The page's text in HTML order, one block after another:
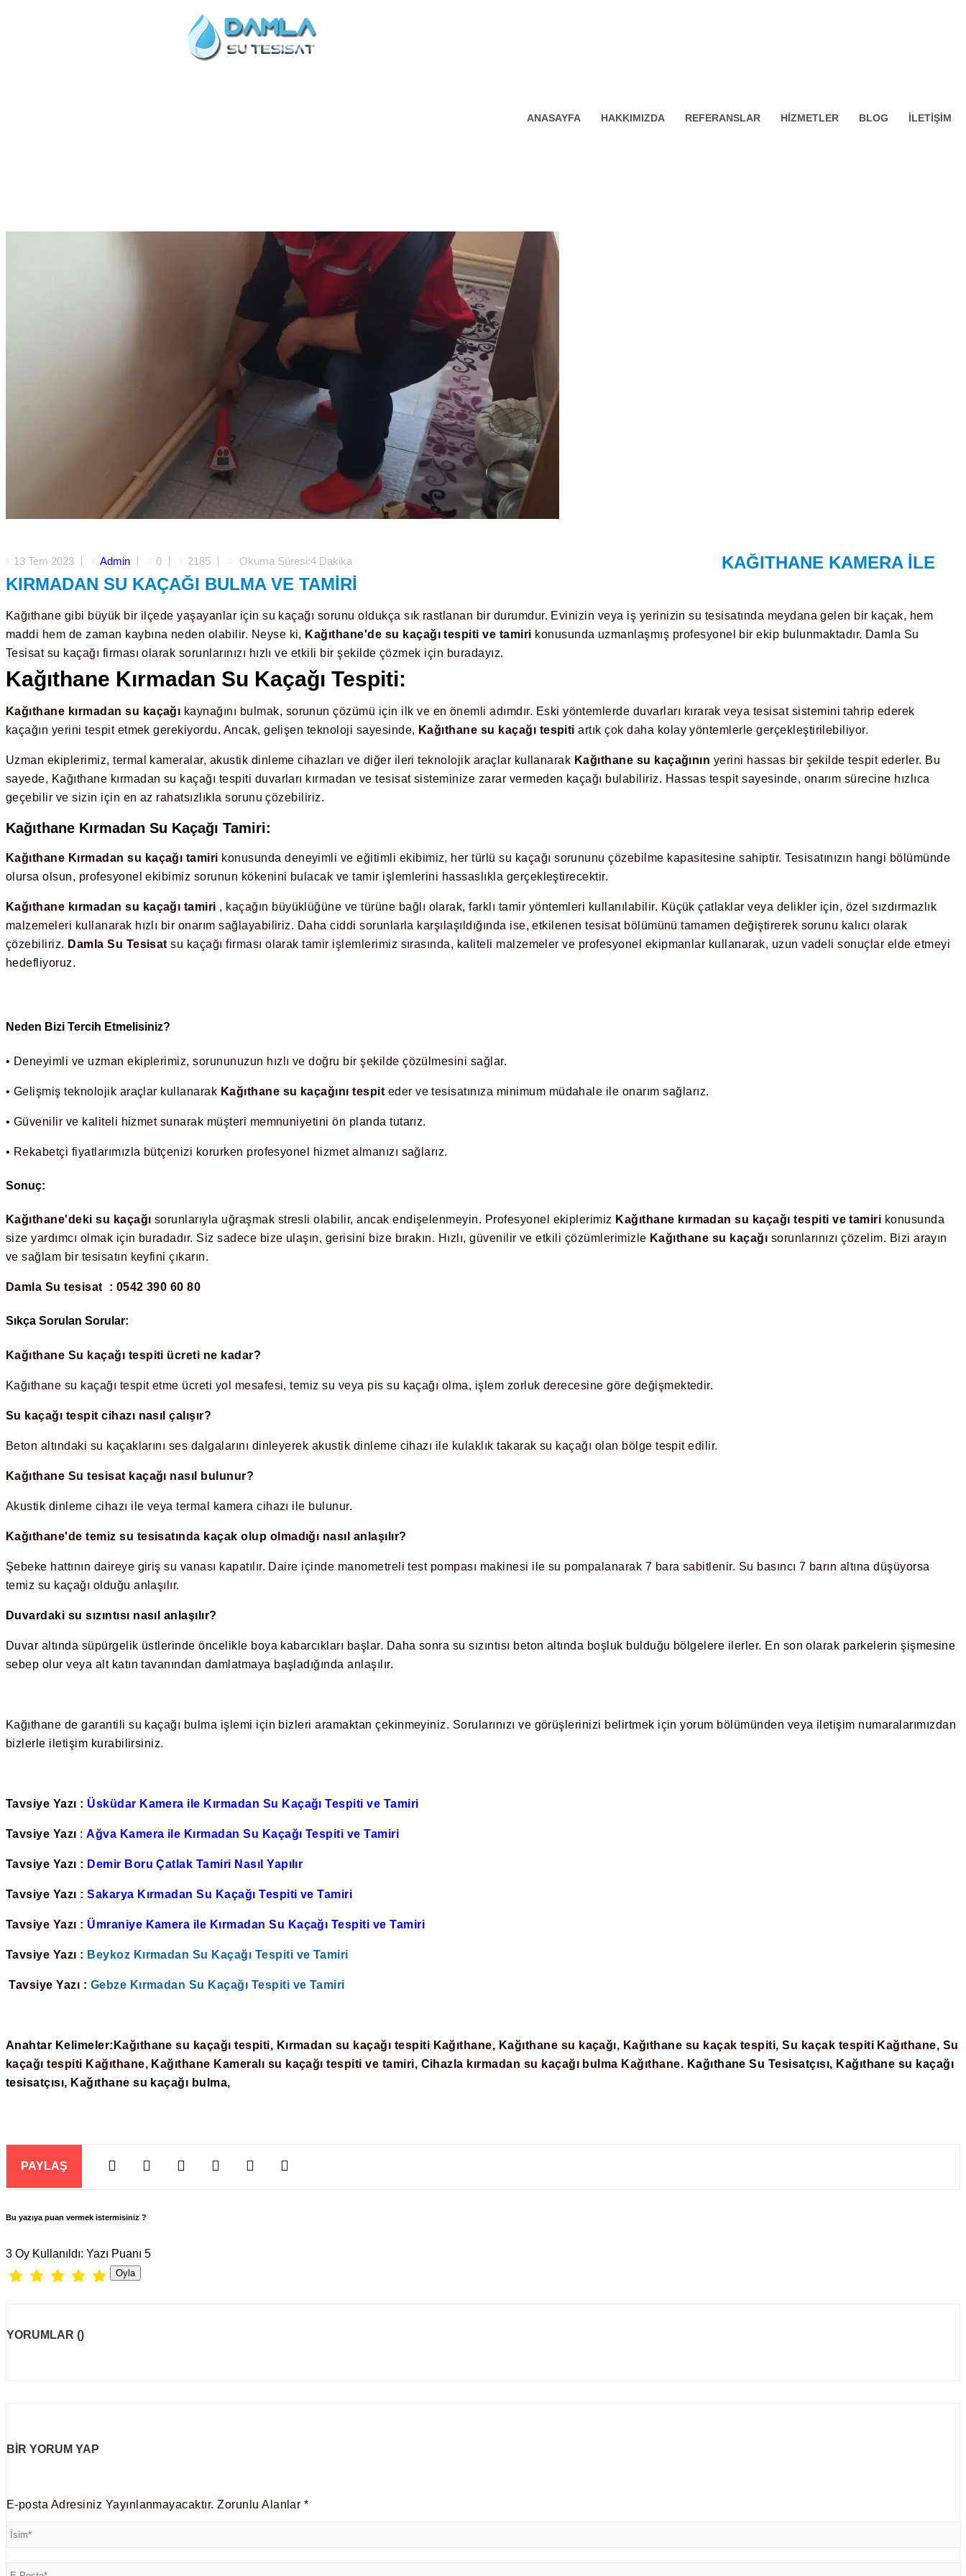
ANASAYFA HAKKIMIZDA REFERANSLAR HIZMETLER BLOG İLETIŞIM
13 Tem 2023 Admin 0 2185 Okuma Süresi:4 Dakika
KAĞITHANE KAMERA ILE
KIRMADAN SU KAÇAĞI BULMA VE TAMIRI
Kağıthane gibi büyük bir ilçede yaşayanlar için su kaçağı sorunu oldukça sık rastlanan bir durumdur. Evinizin veya iş yerinizin su tesisatında meydana gelen bir kaçak, hem
maddi hem de zaman kaybına neden olabilir. Neyse ki, Kağıthane'de su kaçağı tespiti ve tamiri konusunda uzmanlaşmış profesyonel bir ekip bulunmaktadır. Damla Su
Tesisat su kaçağı firması olarak sorunlarınızı hızlı ve etkili bir şekilde çözmek için buradayız.
Kağıthane Kırmadan Su Kaçağı Tespiti:
Kağıthane kırmadan su kaçağı kaynağını bulmak, sorunun çözümü için ilk ve en önemli adımdır. Eski yöntemlerde duvarları kırarak veya tesisat sistemini tahrip ederek
kaçağın yerini tespit etmek gerekiyordu. Ancak, gelişen teknoloji sayesinde, Kağıthane su kaçağı tespiti artık çok daha kolay yöntemlerle gerçekleştirilebiliyor.
Uzman ekiplerimiz, termal kameralar, akustik dinleme cihazları ve diğer ileri teknolojik araçlar kullanarak Kağıthane su kaçağının yerini hassas bir şekilde tespit ederler. Bu
sayede, Kağıthane kırmadan su kaçağı tespiti duvarları kırmadan ve tesisat sisteminize zarar vermeden kaçağı bulabiliriz. Hassas tespit sayesinde, onarım sürecine hızlıca
geçebilir ve sizin için en az rahatsızlıkla sorunu çözebiliriz.
Kağıthane Kırmadan Su Kaçağı Tamiri:
Kağıthane Kırmadan su kaçağı tamiri konusunda deneyimli ve eğitimli ekibimiz, her türlü su kaçağı sorununu çözebilme kapasitesine sahiptir. Tesisatınızın hangi bölümünde
olursa olsun, profesyonel ekibimiz sorunun kökenini bulacak ve tamir işlemlerini hassaslıkla gerçekleştirecektir.
Kağıthane kırmadan su kaçağı tamiri , kaçağın büyüklüğüne ve türüne bağlı olarak, farklı tamir yöntemleri kullanılabilir. Küçük çatlaklar veya delikler için, özel sızdırmazlık
malzemeleri kullanarak hızlı bir onarım sağlayabiliriz. Daha ciddi sorunlarla karşılaşıldığında ise, etkilenen tesisat bölümünü tamamen değiştirerek sorunu kalıcı olarak
çözebiliriz. Damla Su Tesisat su kaçağı firması olarak tamir işlemlerimiz sırasında, kaliteli malzemeler ve profesyonel ekipmanlar kullanarak, uzun vadeli sonuçlar elde etmeyi
hedefliyoruz.
Neden Bizi Tercih Etmelisiniz?
• Deneyimli ve uzman ekiplerimiz, sorununuzun hızlı ve doğru bir şekilde çözülmesini sağlar.
• Gelişmiş teknolojik araçlar kullanarak Kağıthane su kaçağını tespit eder ve tesisatınıza minimum müdahale ile onarım sağlarız.
• Güvenilir ve kaliteli hizmet sunarak müşteri memnuniyetini ön planda tutarız.
• Rekabetçi fiyatlarımızla bütçenizi korurken profesyonel hizmet almanızı sağlarız.
Sonuç:
Kağıthane'deki su kaçağı sorunlarıyla uğraşmak stresli olabilir, ancak endişelenmeyin. Profesyonel ekiplerimiz Kağıthane kırmadan su kaçağı tespiti ve tamiri konusunda
size yardımcı olmak için buradadır. Siz sadece bize ulaşın, gerisini bize bırakın. Hızlı, güvenilir ve etkili çözümlerimizle Kağıthane su kaçağı sorunlarınızı çözelim. Bizi arayın
ve sağlam bir tesisatın keyfini çıkarın.
Damla Su tesisat : 0542 390 60 80
Sıkça Sorulan Sorular:
Kağıthane Su kaçağı tespiti ücreti ne kadar?
Kağıthane su kaçağı tespit etme ücreti yol mesafesi, temiz su veya pis su kaçağı olma, işlem zorluk derecesine göre değişmektedir.
Su kaçağı tespit cihazı nasıl çalışır?
Beton altındaki su kaçaklarını ses dalgalarını dinleyerek akustik dinleme cihazı ile kulaklık takarak su kaçağı olan bölge tespit edilir.
Kağıthane Su tesisat kaçağı nasıl bulunur?
Akustik dinleme cihazı ile veya termal kamera cihazı ile bulunur.
Kağıthane'de temiz su tesisatında kaçak olup olmadığı nasıl anlaşılır?
Şebeke hattının daireye giriş su vanası kapatılır. Daire içinde manometreli test pompası makinesi ile su pompalanarak 7 bara sabitlenir. Su basıncı 7 barın altına düşüyorsa
temiz su kaçağı olduğu anlaşılır.
Duvardaki su sızıntısı nasıl anlaşılır?
Duvar altında süpürgelik üstlerinde öncelikle boya kabarcıkları başlar. Daha sonra su sızıntısı beton altında boşluk bulduğu bölgelere ilerler. En son olarak parkelerin şişmesine
sebep olur veya alt katın tavanından damlatmaya başladığında anlaşılır.
Kağıthane de garantili su kaçağı bulma işlemi için bizleri aramaktan çekinmeyiniz. Sorularınızı ve görüşlerinizi belirtmek için yorum bölümünden veya iletişim numaralarımızdan
bizlerle iletişim kurabilirsiniz.
Tavsiye Yazı : Üsküdar Kamera ile Kırmadan Su Kaçağı Tespiti ve Tamiri
Tavsiye Yazı :Ağva Kamera ile Kırmadan Su Kaçağı Tespiti ve Tamiri
Tavsiye Yazı : Demir Boru Çatlak Tamiri Nasıl Yapılır
Tavsiye Yazı :Sakarya Kırmadan Su Kaçağı Tespiti ve Tamiri
Tavsiye Yazı : Ümraniye Kamera ile Kırmadan Su Kaçağı Tespiti ve Tamiri
Tavsiye Yazı : Beykoz Kırmadan Su Kaçağı Tespiti ve Tamiri
Tavsiye Yazı : Gebze Kırmadan Su Kaçağı Tespiti ve Tamiri
Anahtar Kelimeler: Kağıthane su kaçağı tespiti, Kırmadan su kaçağı tespiti Kağıthane, Kağıthane su kaçağı, Kağıthane su kaçak tespiti, Su kaçak tespiti Kağıthane, Su
kaçağı tespiti Kağıthane, Kağıthane Kameralı su kaçağı tespiti ve tamiri, Cihazla kırmadan su kaçağı bulma Kağıthane. Kağıthane Su Tesisatçısı, Kağıthane su kaçağı
tesisatçısı, Kağıthane su kaçağı bulma,
PAYLAŞ
Bu yazıya puan vermek istermisiniz ?
3 Oy Kullanıldı: Yazı Puanı 5
YORUMLAR ()
BIR YORUM YAP
E-posta Adresiniz Yayınlanmayacaktır. Zorunlu Alanlar *